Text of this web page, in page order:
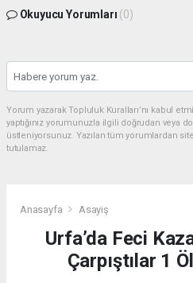
Okuyucu Yorumları (0)
Yorum yazarak Topluluk Kuralları’nı kabul
yaptığınız yorumunuzla ilgili doğrudan veya
üstleniyorsunuz. Yazılan tüm yorumlardan
tutulamaz.
Anasayfa Asayiş
Urfa’da Feci
Çarpıştılar 1